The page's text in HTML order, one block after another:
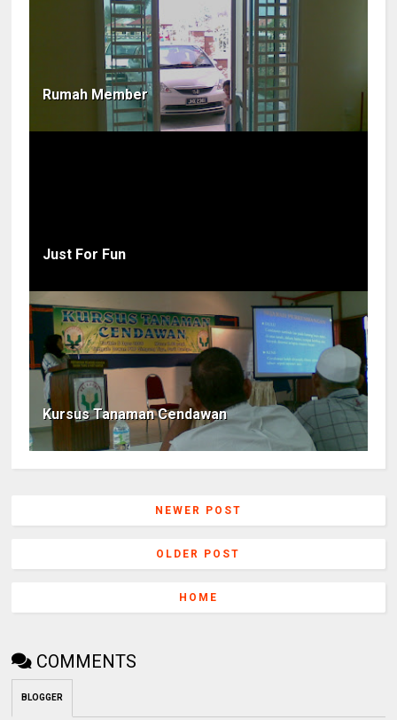
Rumah Member
Just For Fun
Kursus Tanaman Cendawan
NEWER POST
OLDER POST
HOME
COMMENTS
BLOGGER